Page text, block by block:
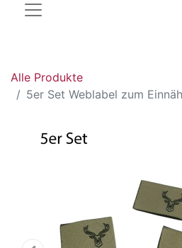
Alle Produkte
5er Set Weblabel zum